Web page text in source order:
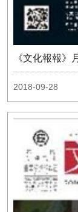
《文化報報》
2018-09-28